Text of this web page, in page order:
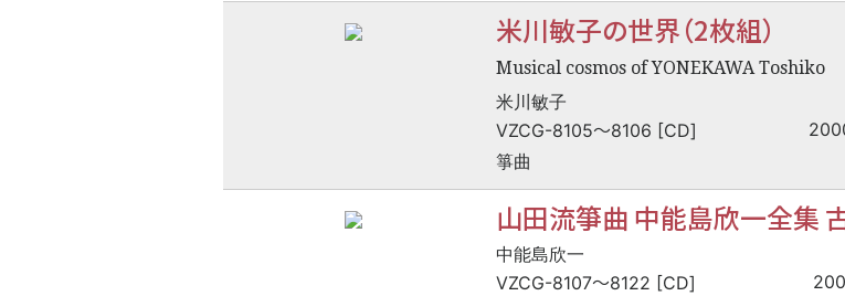
米川敏子の世界（2枚組）
Musical cosmos of YONEKAWA Toshiko
米川敏子
VZCG-8105〜8106 [CD]
箏曲
山田流箏曲 中能島欣一全集 古
中能島欣一
VZCG-8107〜8122 [CD]